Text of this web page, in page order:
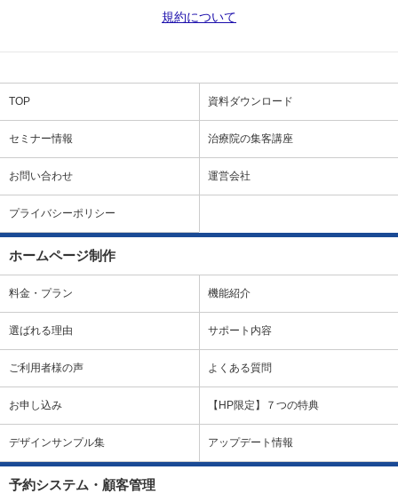
規約について
TOP 資料ダウンロード
セミナー情報 治療院の集客講座
お問い合わせ 運営会社
プライバシーポリシー
ホームページ制作
料金・プラン 機能紹介
選ばれる理由 サポート内容
ご利用者様の声 よくある質問
お申し込み 【HP限定】７つの特典
デザインサンプル集 アップデート情報
予約システム・顧客管理